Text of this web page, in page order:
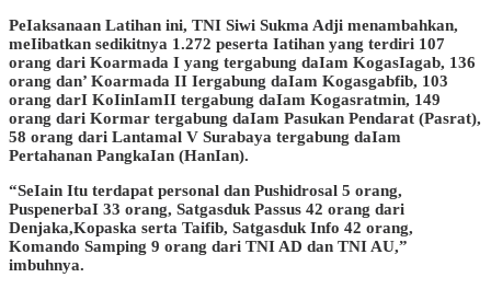
PeIaksanaan Latihan ini, TNI Siwi Sukma Adji menambahkan,
meIibatkan sedikitnya 1.272 peserta Iatihan yang terdiri 107
orang dari Koarmada I yang tergabung daIam KogasIagab, 136
orang dan’ Koarmada II Iergabung daIam Kogasgabfib, 103
orang darI KoIinIamII tergabung daIam Kogasratmin, 149
orang dari Kormar tergabung daIam Pasukan Pendarat (Pasrat),
58 orang dari Lantamal V Surabaya tergabung daIam
Pertahanan PangkaIan (HanIan).
“SeIain Itu terdapat personal dan Pushidrosal 5 orang,
PuspenerbaI 33 orang, Satgasduk Passus 42 orang dari
Denjaka,Kopaska serta Taifib, Satgasduk Info 42 orang,
Komando Samping 9 orang dari TNI AD dan TNI AU,”
imbuhnya.